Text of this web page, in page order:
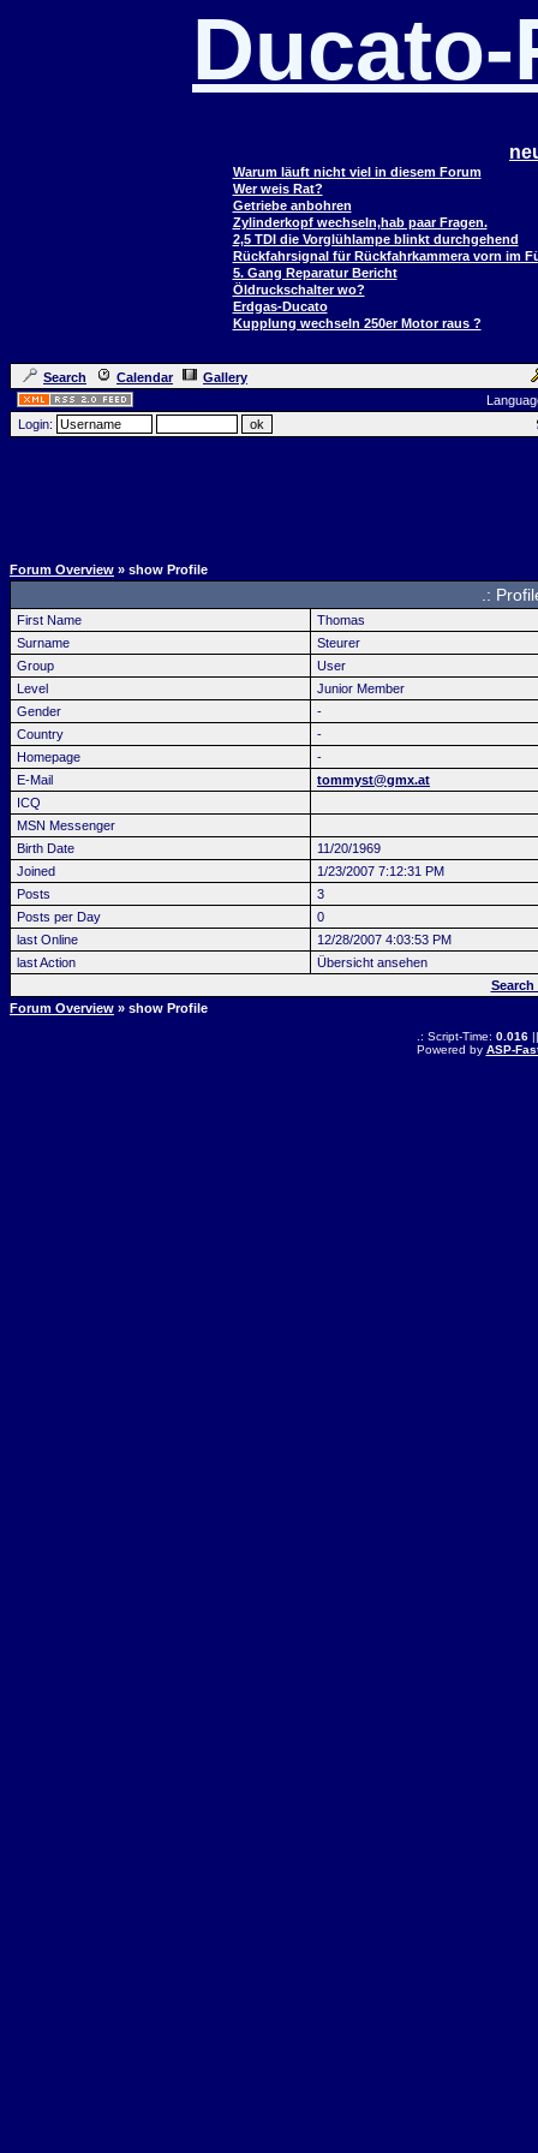
Warum läuft nicht viel in diesem Forum
Wer weis Rat?
Getriebe anbohren
Zylinderkopf wechseln,hab paar Fragen.
2,5 TDI die Vorglühlampe blinkt durchgehend
Rückfahrsignal für Rückfahrkammera vorn im
5. Gang Reparatur Bericht
Öldruckschalter wo?
Erdgas-Ducato
Kupplung wechseln 250er Motor raus ?
Search Calendar
Gallery
Login:
Forum Overview » show Profile
.:
First Name
Thomas
Surname
Steurer
Group
User
Level
Junior Member
Gender
-
Country
-
Homepage
-
E-Mail
tommyst@gmx.at
ICQ
MSN Messenger
Birth Date
11/20/1969
Joined
1/23/2007 7:12:31 PM
Posts
3
Posts per Day
0
last Online
12/28/2007 4:03:53 PM
last Action
Übersicht ansehen
Search
Forum Overview » show Profile
.: Script-Time: 0.016||
Powered by ASP-